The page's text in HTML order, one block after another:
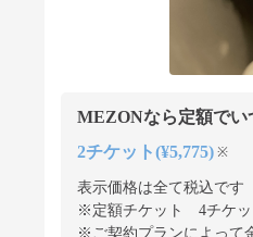
MEZONなら定額でい
2チケット(¥5,775) ※
表示価格は全て税込です
※定額チケット 4チケッ
※ご契約プランによって